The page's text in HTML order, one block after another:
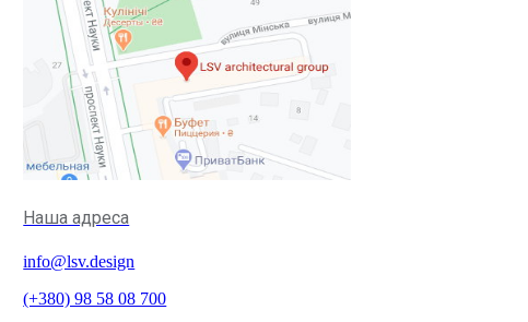
Наша адреса
info@lsv.design
(+380) 98 58 08 700